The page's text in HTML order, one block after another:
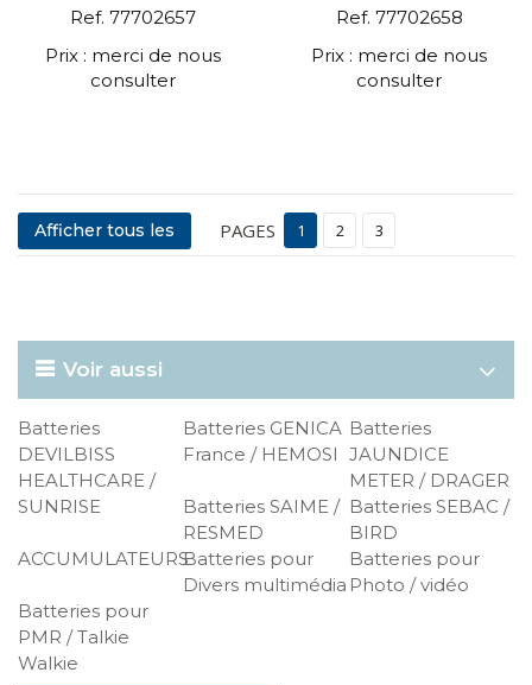
Ref. 77702657
Prix : merci de nous
consulter
Ref. 77702658
Prix : merci de nous
consulter
Afficher tous les PAGES 1 2 3
Voir aussi
Batteries
DEVILBISS
HEALTHCARE /
SUNRISE
Batteries GENICA
France / HEMOSI
Batteries
JAUNDICE
METER / DRAGER
Batteries SAIME /
RESMED
Batteries SEBAC /
BIRD
ACCUMULATEURSBatteries pour
Divers multimédia
Batteries pour
Photo / vidéo
Batteries pour
PMR / Talkie
Walkie